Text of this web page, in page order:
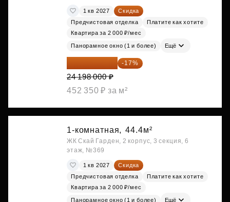
1 кв 2027
Скидка
Предчистовая отделка
Платите как хотите
Квартира за 2 000 ₽/мес
Панорамное окно (1 и более) Ещё
20 084 340 ₽ -17%
24 198 000 ₽
452 350 ₽ за м²
1-комнатная, 44.4м²
ЖК Скай Гарден, 2 корпус, 3 секция, 6
этаж, №369
1 кв 2027
Скидка
Предчистовая отделка
Платите как хотите
Квартира за 2 000 ₽/мес
Панорамное окно (1 и более) Ещё